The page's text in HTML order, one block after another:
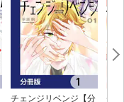
チェンジリベンジ【分 チ